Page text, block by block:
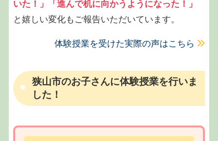
いた！」「進んで机に向かうようになった！」
と嬉しい変化もご報告いただいています。
体験授業を受けた実際の声はこちら
狭山市のお子さんに体験授業を行いま
した！